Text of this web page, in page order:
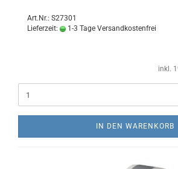
Art.Nr.: S27301
Lieferzeit:
1-3 Tage Versandkostenfrei
inkl.
IN DEN WARENKORB